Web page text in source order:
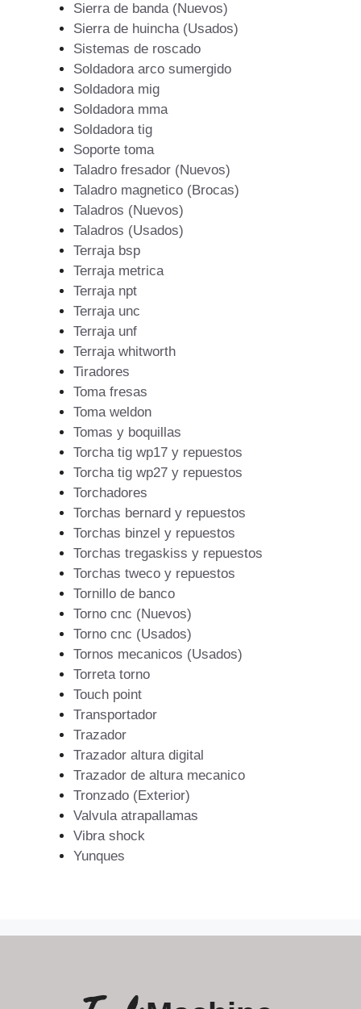
Sierra de banda (Nuevos)
Sierra de huincha (Usados)
Sistemas de roscado
Soldadora arco sumergido
Soldadora mig
Soldadora mma
Soldadora tig
Soporte toma
Taladro fresador (Nuevos)
Taladro magnetico (Brocas)
Taladros (Nuevos)
Taladros (Usados)
Terraja bsp
Terraja metrica
Terraja npt
Terraja unc
Terraja unf
Terraja whitworth
Tiradores
Toma fresas
Toma weldon
Tomas y boquillas
Torcha tig wp17 y repuestos
Torcha tig wp27 y repuestos
Torchadores
Torchas bernard y repuestos
Torchas binzel y repuestos
Torchas tregaskiss y repuestos
Torchas tweco y repuestos
Tornillo de banco
Torno cnc (Nuevos)
Torno cnc (Usados)
Tornos mecanicos (Usados)
Torreta torno
Touch point
Transportador
Trazador
Trazador altura digital
Trazador de altura mecanico
Tronzado (Exterior)
Valvula atrapallamas
Vibra shock
Yunques